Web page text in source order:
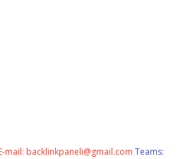
mail: backlinkpaneli@gmail.com Teams: